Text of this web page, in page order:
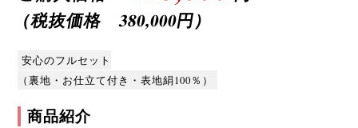
（税抜価格 380,000円）
安心のフルセット
（裏地・お仕立て付き・表地絹100％）
商品紹介